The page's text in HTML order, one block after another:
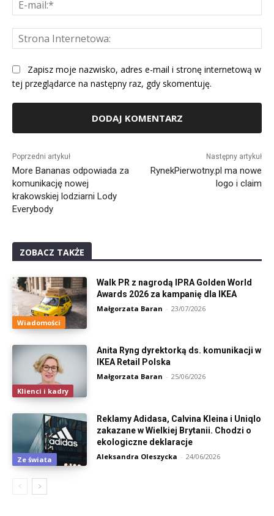
Zapisz moje nazwisko, adres e-mail i stronę internetową w
tej przeglądarce na następny raz, gdy skomentuję.
Poprzedni artykuł
More Bananas odpowiada za
komunikację nowej
krakowskiej lodziarni Lody
Everybody
Następny artykuł
RynekPierwotny.pl ma nowe
logo i claim
ZOBACZ TAKŻE
Wiadomości
Walk PR z nagrodą IPRA Golden World
Awards 2026 za kampanię dla IKEA
Małgorzata Baran - 23/07/2026
Klienci i kadry
Anita Ryng dyrektorką ds. komunikacji w
IKEA Retail Polska
Małgorzata Baran - 25/06/2026
Ze świata
Reklamy Adidasa, Calvina Kleina i Uniqlo
zakazane w Wielkiej Brytanii. Chodzi o
ekologiczne deklaracje
Aleksandra Oleszycka - 24/06/2026